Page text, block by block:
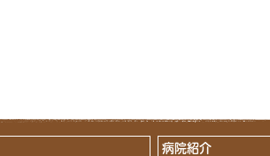
病院紹介